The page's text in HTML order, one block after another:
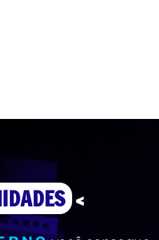
DE